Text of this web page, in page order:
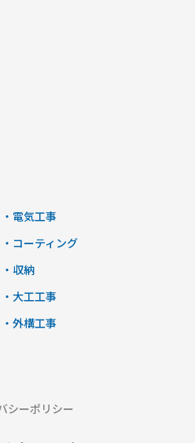
・電気工事
・コーティング
・収納
・大工工事
・外構工事
シーポリシー